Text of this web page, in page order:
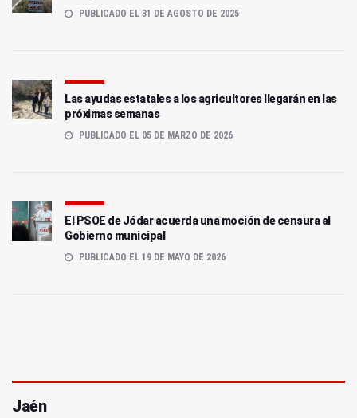
PUBLICADO EL 31 DE AGOSTO DE 2025
Las ayudas estatales a los agricultores llegarán en las
próximas semanas
PUBLICADO EL 05 DE MARZO DE 2026
El PSOE de Jódar acuerda una moción de censura al
Gobierno municipal
PUBLICADO EL 19 DE MAYO DE 2026
Jaén